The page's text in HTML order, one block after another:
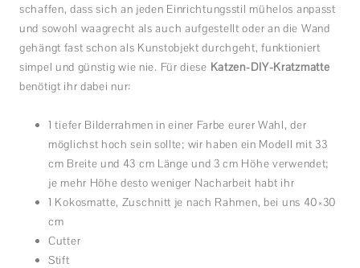
schaffen, dass sich an jeden Einrichtungsstil mühelos anpasst
und sowohl waagrecht als auch aufgestellt oder an die Wand
gehängt fast schon als Kunstobjekt durchgeht, funktioniert
simpel und günstig wie nie. Für diese Katzen-DIY-Kratzmatte
benötigt ihr dabei nur:
1 tiefer Bilderrahmen in einer Farbe eurer Wahl, der
möglichst hoch sein sollte; wir haben ein Modell mit 33
cm Breite und 43 cm Länge und 3 cm Höhe verwendet;
je mehr Höhe desto weniger Nacharbeit habt ihr
1 Kokosmatte, Zuschnitt je nach Rahmen, bei uns 40×30
cm
Cutter
Stift